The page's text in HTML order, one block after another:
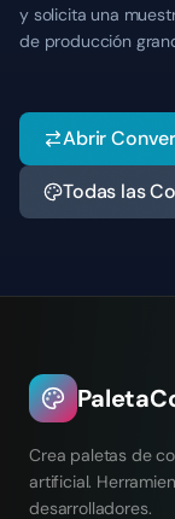
y solicita una
de producción
Abrir
Todas las
Crea paletas de
artificial.
desarrolladores.